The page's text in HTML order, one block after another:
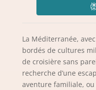
La Méditerranée,
bordés de cultures
de croisière sans
recherche d’une
aventure familiale,